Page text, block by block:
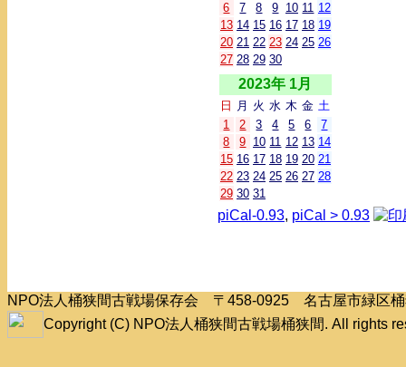
6
7 8 9 10 11 12
13 14 15 16 17 18 19
20 21 22 23 24 25 26
27 28 29 30
2023年 1月
日 月 火 水 木 金 土
1
2 3 4 5 6
7
8
9 10 11 12 13 14
15 16 17 18 19 20 21
22 23 24 25 26 27 28
29 30 31
piCal-0.93, piCal > 0.93
NPO法人桶狭間古戦場保存会 〒458-0925 名古屋市緑区
Copyright (C) NPO法人桶狭間古戦場桶狭間. All rights